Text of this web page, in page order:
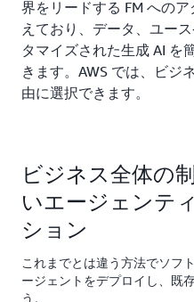
界をリードする FM への
えており、データ、ユー
タマイズされた生成 AI を
きます。AWS では、ビジ
由に選択できます。
ビジネス全体の
いエージェンテ
ション
これまでとは違う方法でソフ
ージェントをデプロイし、既
う。